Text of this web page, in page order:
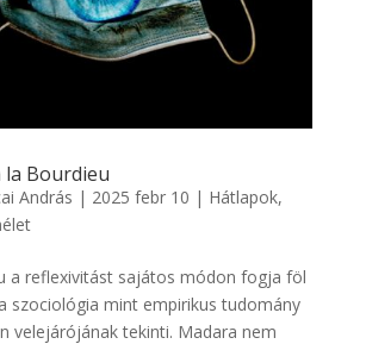
la Bourdieu
András | 2025 febr 10 | Hátlapok,
a reflexivitást sajátos módon fogja föl
szociológia mint empirikus tudomány
velejárójának tekinti. Madara nem